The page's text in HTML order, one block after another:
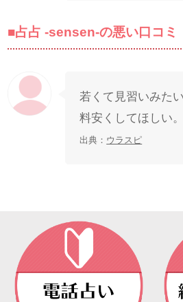
■占占 -sensen-の悪い口コミ
若くて見習いみた
料安くしてほしい。
出典： ウラスピ